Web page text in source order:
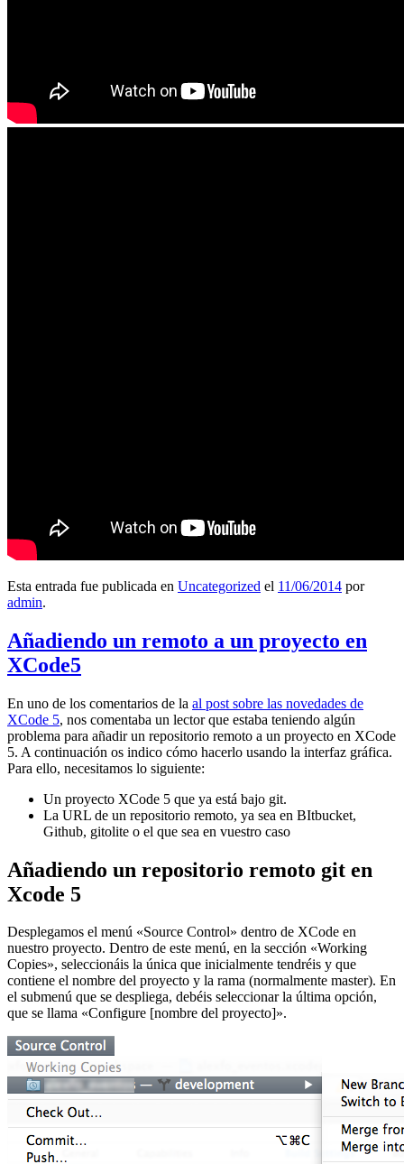
Esta entrada fue publicada en Uncategorized el 11/06/2014 por
admin.
Añadiendo un remoto a un proyecto en
XCode5
En uno de los comentarios de la al post sobre las novedades de
XCode 5, nos comentaba un lector que estaba teniendo algún
problema para añadir un repositorio remoto a un proyecto en XCode
5. A continuación os indico cómo hacerlo usando la interfaz gráfica.
Para ello, necesitamos lo siguiente:
Un proyecto XCode 5 que ya está bajo git.
La URL de un repositorio remoto, ya sea en BItbucket,
Github, gitolite o el que sea en vuestro caso
Añadiendo un repositorio remoto git en
Xcode 5
Desplegamos el menú «Source Control» dentro de XCode en
nuestro proyecto. Dentro de este menú, en la sección «Working
Copies», seleccionáis la única que inicialmente tendréis y que
contiene el nombre del proyecto y la rama (normalmente master). En
el submenú que se despliega, debéis seleccionar la última opción,
que se llama «Configure [nombre del proyecto]».